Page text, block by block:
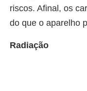
riscos. Afinal, os
do que o aparelho
Radiação